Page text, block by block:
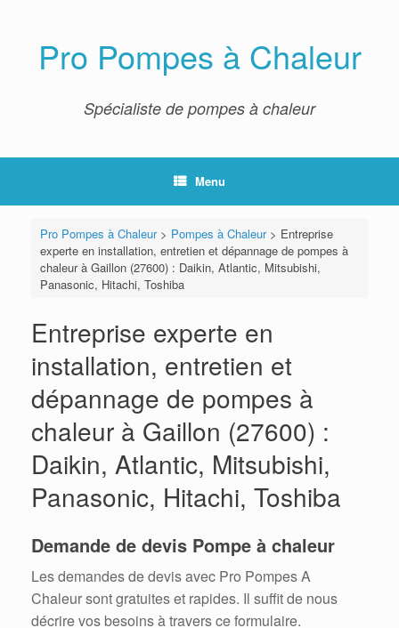
Pro Pompes à Chaleur
Spécialiste de pompes à chaleur
Menu
Pro Pompes à Chaleur> Pompes à Chaleur> Entreprise
experte en installation, entretien et dépannage de pompes à
chaleur à Gaillon (27600) : Daikin, Atlantic, Mitsubishi,
Panasonic, Hitachi, Toshiba
Entreprise experte en
installation, entretien et
dépannage de pompes à
chaleur à Gaillon (27600) :
Daikin, Atlantic, Mitsubishi,
Panasonic, Hitachi, Toshiba
Demande de devis Pompe à chaleur
Les demandes de devis avec Pro Pompes A
Chaleur sont gratuites et rapides. Il suffit de nous
décrire vos besoins à travers ce formulaire.